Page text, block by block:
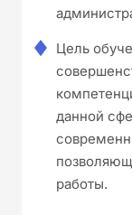
Цель
данной
работы.